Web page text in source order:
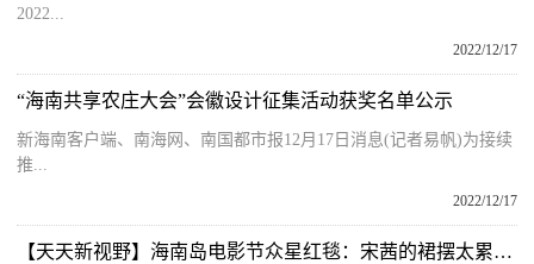
2022...
2022/12/17
“海南共享农庄大会”会徽设计征集活动获奖名单公示
新海南客户端、南海网、南国都市报12月17日消息(记者易帆)为接续
推...
2022/12/17
【天天新视野】海南岛电影节众星红毯：宋茜的裙摆太累赘，69岁赵雅芝状态好